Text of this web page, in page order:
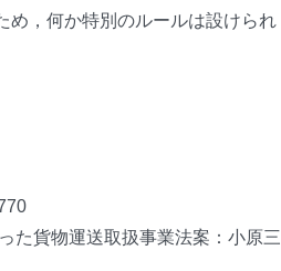
め，何か特別のルールは設けられ
た貨物運送取扱事業法案：小原三